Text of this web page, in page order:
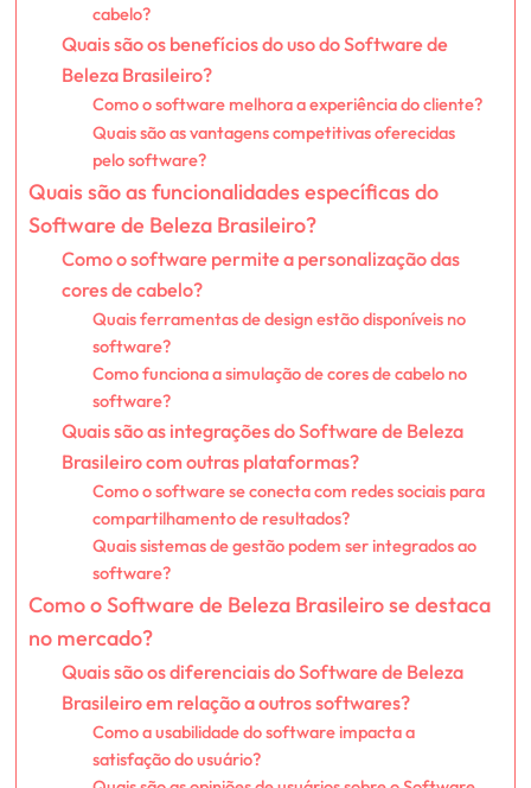
cabelo?
Quais são os benefícios do uso do Software de
Beleza Brasileiro?
Como o software melhora a experiência do cliente?
Quais são as vantagens competitivas oferecidas
pelo software?
Quais são as funcionalidades específicas do
Software de Beleza Brasileiro?
Como o software permite a personalização das
cores de cabelo?
Quais ferramentas de design estão disponíveis no
software?
Como funciona a simulação de cores de cabelo no
software?
Quais são as integrações do Software de Beleza
Brasileiro com outras plataformas?
Como o software se conecta com redes sociais para
compartilhamento de resultados?
Quais sistemas de gestão podem ser integrados ao
software?
Como o Software de Beleza Brasileiro se destaca
no mercado?
Quais são os diferenciais do Software de Beleza
Brasileiro em relação a outros softwares?
Como a usabilidade do software impacta a
satisfação do usuário?